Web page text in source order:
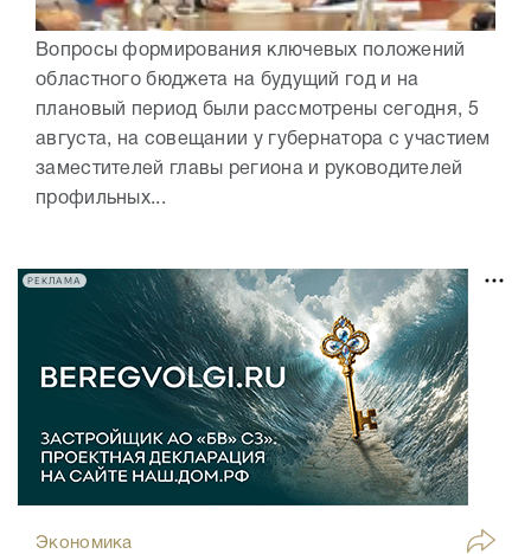
Вопросы формирования ключевых положений
областного бюджета на будущий год и на
плановый период были рассмотрены сегодня, 5
августа, на совещании у губернатора с участием
заместителей главы региона и руководителей
профильных...
РЕКЛАМА
Экономика